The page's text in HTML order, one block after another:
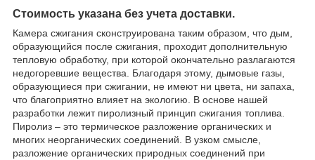
Стоимость указана без учета доставки.
Камера сжигания сконструирована таким образом, что дым,
образующийся после сжигания, проходит дополнительную
тепловую обработку, при которой окончательно разлагаются
недогоревшие вещества. Благодаря этому, дымовые газы,
образующиеся при сжигании, не имеют ни цвета, ни запаха,
что благоприятно влияет на экологию. В основе нашей
разработки лежит пиролизный принцип сжигания топлива.
Пиролиз – это термическое разложение органических и
многих неорганических соединений. В узком смысле,
разложение органических природных соединений при